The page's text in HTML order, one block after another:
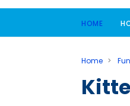
HOME
Home >